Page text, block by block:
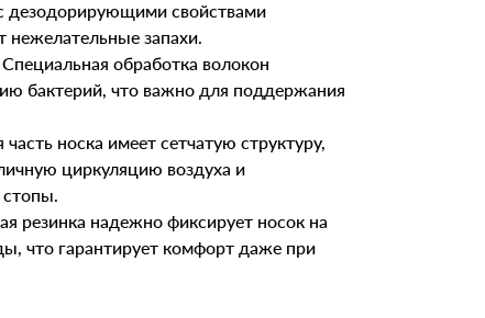
дезодорирующими свойствами
нежелательные запахи.
Специальная обработка волокон
бактерий, что важно для поддержания
часть носка имеет сетчатую структуру,
циркуляцию воздуха и
стопы.
резинка надежно фиксирует носок на
что гарантирует комфорт даже при